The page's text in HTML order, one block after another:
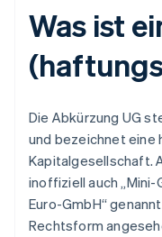
Was ist
Die Abkürzung UG
und bezeichnet
Kapitalgesellschaft.
inoffiziell auch „Mini-
Euro-GmbH“
Rechtsform